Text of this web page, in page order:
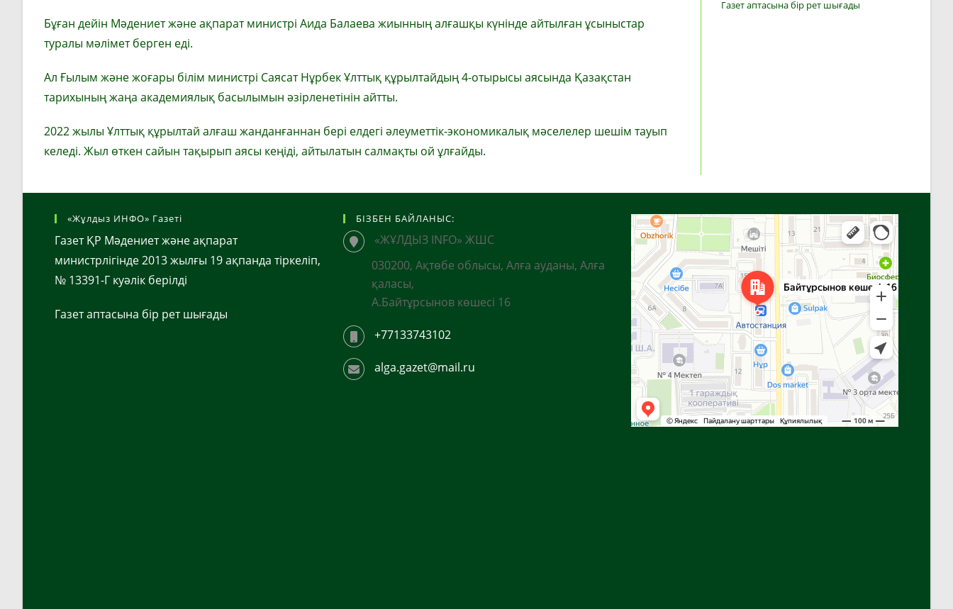
Бұған дейін Мәдениет және ақпарат министрі Аида Балаева жиынның алғашқы күнінде айтылған ұсыныстар
туралы мәлімет берген еді.
Ал Ғылым және жоғары білім министрі Саясат Нұрбек Ұлттық құрылтайдың 4-отырысы аясында Қазақстан
тарихының жаңа академиялық басылымын әзірленетінін айтты.
2022 жылы Ұлттық құрылтай алғаш жанданғаннан бері елдегі әлеуметтік-экономикалық мәселелер шешім тауып
келеді. Жыл өткен сайын тақырып аясы кеңіді, айтылатын салмақты ой ұлғайды.
Газет аптасына бір рет шығады
«Жұлдыз ИНФО» Газеті
Газет ҚР Мәдениет және ақпарат
министрлігінде 2013 жылғы 19 ақпанда тіркеліп,
№ 13391-Г куәлік берілді
Газет аптасына бір рет шығады
БІЗБЕН БАЙЛАНЫС:
«ЖҰЛДЫЗ INFO» ЖШС
030200, Ақтөбе облысы, Алға ауданы, Алға
қаласы,
А.Байтұрсынов көшесі 16
+77133743102
alga.gazet@mail.ru
Алға
Яндекс Карталар — көлік, навигация, орындарды іздеу